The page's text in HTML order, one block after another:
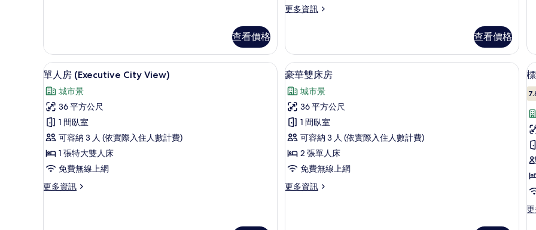
詳
情
查看價格
有
更多資訊
更
單
人
房
詳
情
查看價格
片
City
的
詳
情
顯
示
單
人
房
(Executive
City
View)
的
單人房 (Executive City View) | 1 間臥室、低過敏寢具、客房內保險箱、書桌
6
單人房 (Executive City View)
城市景
36 平方公尺
1 間臥室
可容納 3 人 (依實際入住人數計費)
1 張特大雙人床
免費無線上網
更多資訊
更
顯
示
豪
華
雙
床
房
所
豪華雙床房 | 1 間臥室、低過敏寢具、
3
豪華雙床房
城市景
36 平方公尺
1 間臥室
可容納 3 人 (依實際入住人數計費)
2 張單人床
免費無線上網
更多資訊
更
更